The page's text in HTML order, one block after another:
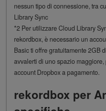
nessun tipo di connessione, tra
Library Sync
*2 Per utilizzare Cloud Library
rekordbox, è necessario un
Basic ti offre gratuitamente 2GB
avvalerti di uno spazio
account Dropbox a pagamento.
rekordbox per